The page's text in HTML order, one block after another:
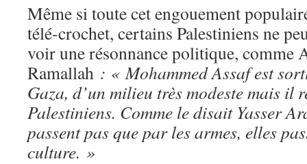
Même si toute cet engouement
télé-crochet, certains Palestiniens ne
voir une résonnance politique, comme
Ramallah : « Mohammed Assaf est
Gaza, d’un milieu très modeste mais il
Palestiniens. Comme le disait Yasser
passent pas que par les armes, elles
culture. »